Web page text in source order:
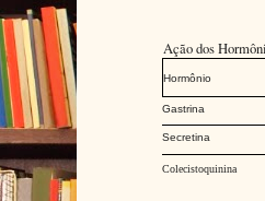
Ação dos
Hormônio
Gastrina
Secretina
Colecistoquinina